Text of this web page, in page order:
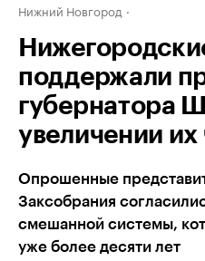
Нижний Новгород
поддержали
губернатора
увеличении их
Опрошенные
Заксобрания
смешанной системы,
уже более десяти лет